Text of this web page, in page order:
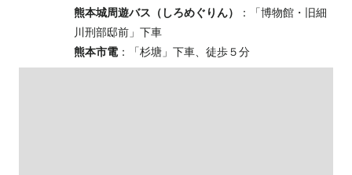
熊本城周遊バス（しろめぐりん）
：「博物館・旧細
川刑部邸前」下車
熊本市電 ：「杉塘」下車、徒歩５分